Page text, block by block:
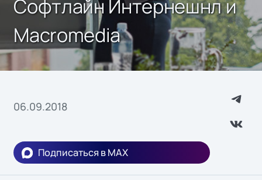
Софтлайн Интернешнл и
Macromedia
06.09.2018
Подписаться в MAX